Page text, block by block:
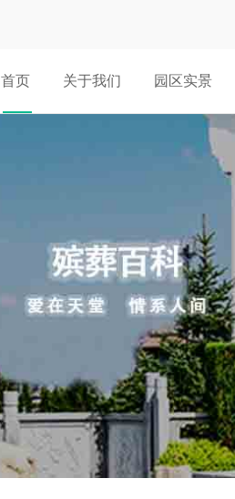
首页 关于我们 园区实景